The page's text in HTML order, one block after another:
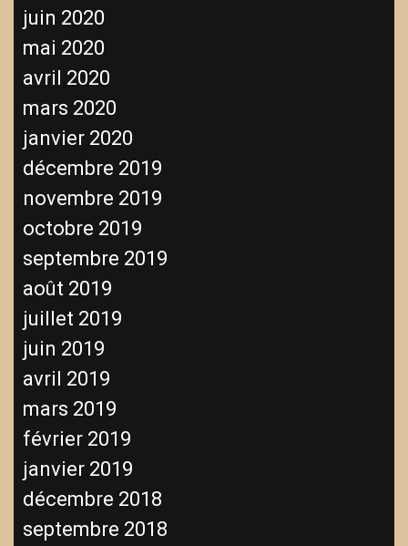
juin 2020
mai 2020
avril 2020
mars 2020
janvier 2020
décembre 2019
novembre 2019
octobre 2019
septembre 2019
août 2019
juillet 2019
juin 2019
avril 2019
mars 2019
février 2019
janvier 2019
décembre 2018
septembre 2018